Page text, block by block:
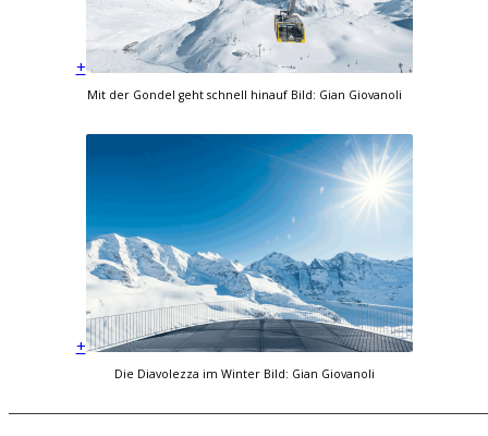
+
Mit der Gondel geht schnell hinauf Bild: Gian Giovanoli
+
Die Diavolezza im Winter Bild: Gian Giovanoli